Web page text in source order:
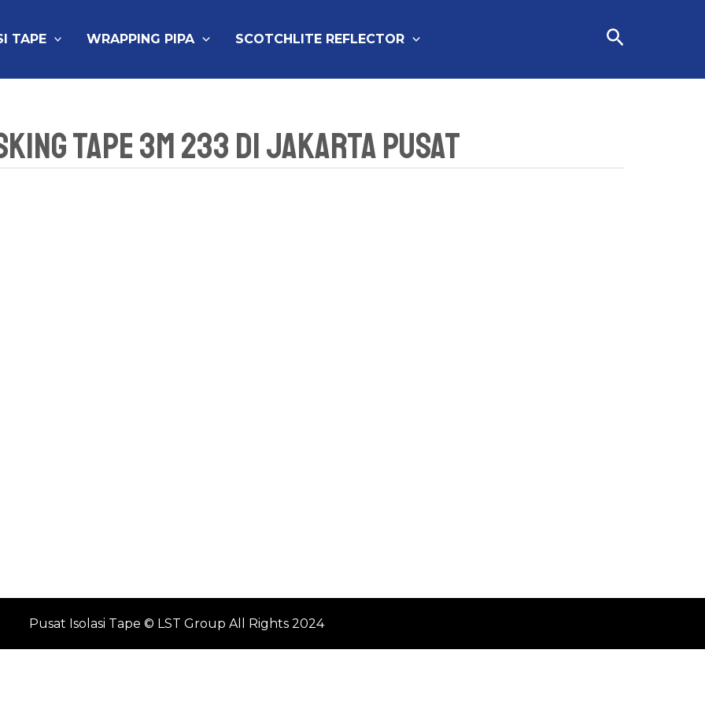
TAPE WRAPPING PIPA SCOTCHLITE REFLECTOR Cari
Tape 3M 233 Di Jakarta Pusat
Pusat Isolasi Tape © LST Group All Rights 2024